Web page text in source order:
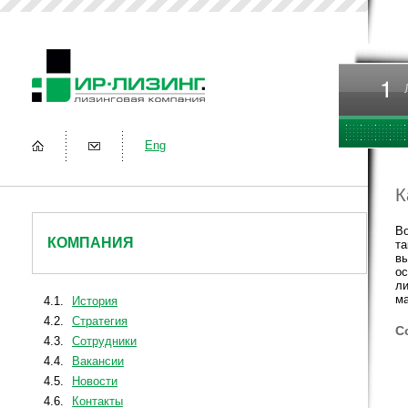
Eng
КОМПАНИЯ
4.1.
История
4.2.
Стратегия
4.3.
Сотрудники
4.4.
Вакансии
4.5.
Новости
4.6.
Контакты